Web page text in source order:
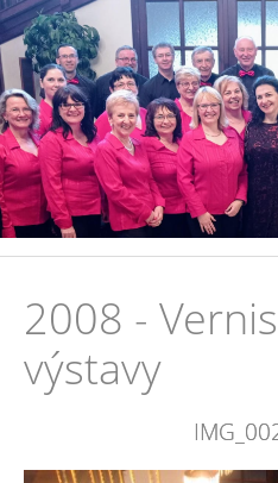
2008 -
výstavy